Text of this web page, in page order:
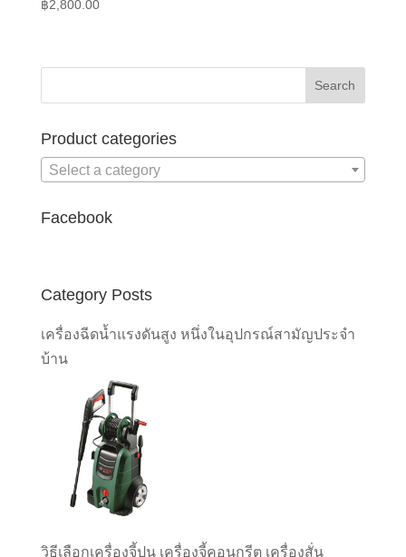
฿2,800.00
Product categories
Select a category
Facebook
Category Posts
เครื่องฉีดน้ำแรงดันสูง หนึ่งในอุปกรณ์สามัญประจำ
บ้าน
วิธีเลือกเครื่องจี้ปูน เครื่องจี้คอนกรีต เครื่องสั่น